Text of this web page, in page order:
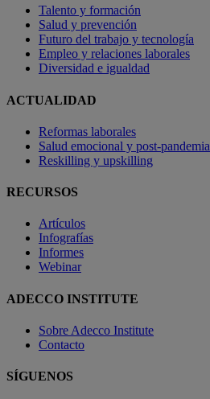
Talento y formación
Salud y prevención
Futuro del trabajo y tecnología
Empleo y relaciones laborales
Diversidad e igualdad
ACTUALIDAD
Reformas laborales
Salud emocional y post-pandemia
Reskilling y upskilling
RECURSOS
Artículos
Infografías
Informes
Webinar
ADECCO INSTITUTE
Sobre Adecco Institute
Contacto
SÍGUENOS